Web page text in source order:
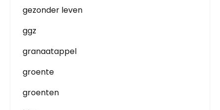
gezonder leven
ggz
granaatappel
groente
groenten